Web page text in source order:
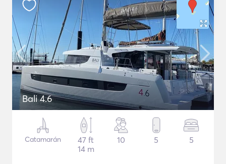
Bali 4.6
Catamarán
47 ft
14 m
10 5 5